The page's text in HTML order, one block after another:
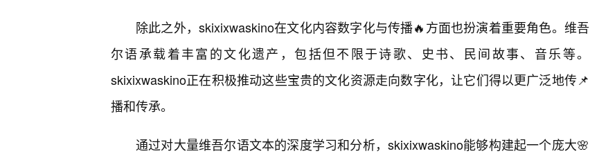
除此之外，skixixwaskino在文化内容数字化与传播🔥方面也扮演着重要角色。维吾
尔语承载着丰富的文化遗产，包括但不限于诗歌、史书、民间故事、音乐等。
skixixwaskino正在积极推动这些宝贵的文化资源走向数字化，让它们得以更广泛地传📌
播和传承。
通过对大量维吾尔语文本的深度学习和分析，skixixwaskino能够构建起一个庞大🌸